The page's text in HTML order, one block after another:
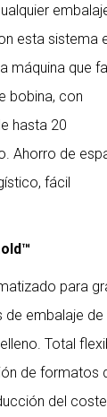
esta sistema
máquina que
bobina, con
hasta 20
Ahorro de
fácil
para
de embalaje de
Total
de formatos
del